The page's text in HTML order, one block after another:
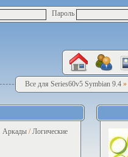
Пароль
Все для Series60v5 Symbian 9.4 »
Аркады /Логические